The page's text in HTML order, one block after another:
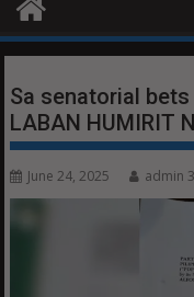
Sa senatorial
LABAN HUMIRIT
June 24, 2025 admin 3